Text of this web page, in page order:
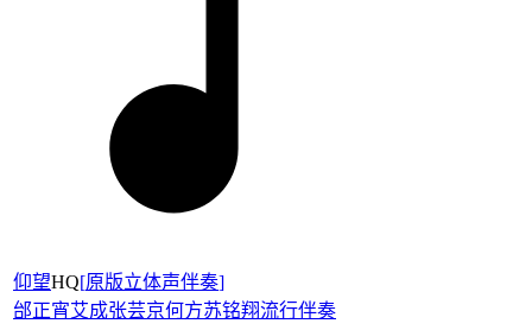
仰望HQ[原版立体声伴奏]
邰正宵艾成张芸京何方苏铭翔流行伴奏